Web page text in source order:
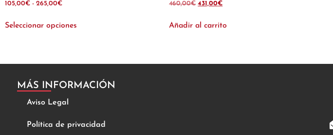
105,00€ - 265,00€
Seleccionar opciones
460,00€ 431,00€
Añadir al carrito
MÁS INFORMACIÓN
Aviso Legal
Política de privacidad